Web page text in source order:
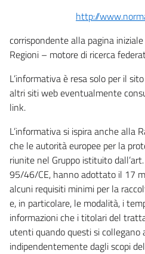
http://
corrispondente alla pagina
Regioni – motore di ricerca
L’informativa è resa solo per il
altri siti web eventualmente
link.
L’informativa si ispira anche alla
che le autorità europee per la
riunite nel Gruppo istituito
95/46/CE, hanno adottato il 17
alcuni requisiti minimi per la
e, in particolare, le modalità, i
informazioni che i titolari del
utenti quando questi si collegano
indipendentemente dagli scopi